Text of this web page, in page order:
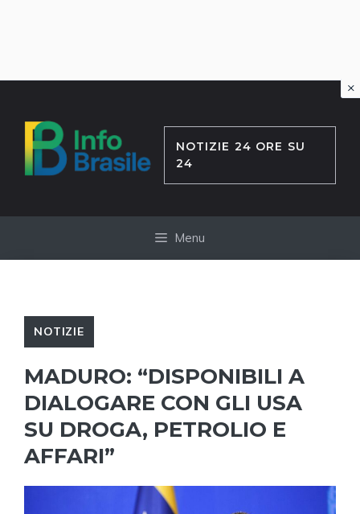
contenuto
NOTIZIE 24 ORE SU
24
Menu
NOTIZIE
MADURO: “DISPONIBILI A
DIALOGARE CON GLI USA
SU DROGA, PETROLIO E
AFFARI”
×